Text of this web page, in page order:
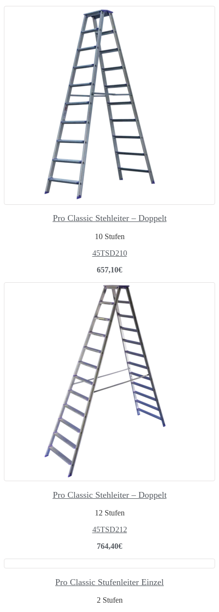
Pro Classic Stehleiter – Doppelt
10 Stufen
45TSD210
657,10€
Pro Classic Stehleiter – Doppelt
12 Stufen
45TSD212
764,40€
Pro Classic Stufenleiter Einzel
2 Stufen